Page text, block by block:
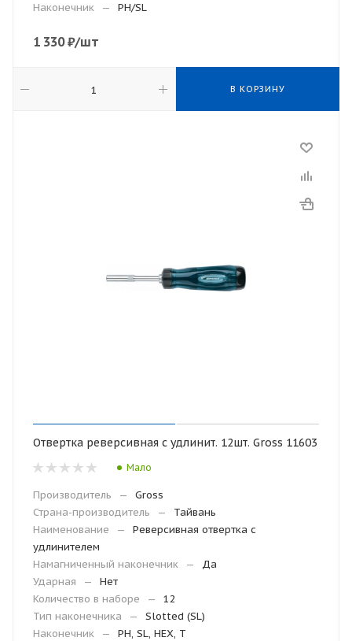
Наконечник
— PH/SL
1 330₽/шт
В КОРЗИНУ
Отвертка реверсивная с удлинит. 12шт. Gross 11603
Мало
Производитель —
Gross
Страна-производитель
—
Тайвань
Наименование
—
Реверсивная отвертка с
удлинителем
Намагниченный наконечник
—
Да
Ударная
—
Нет
Количество в наборе
—
12
Тип наконечника
—
Slotted (SL)
Наконечник
— PH, SL, HEX, T